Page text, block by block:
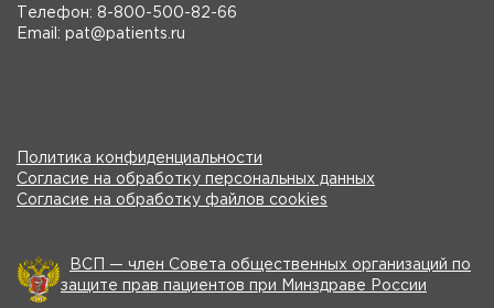
Телефон: 8-800-500-82-66
Email: pat@patients.ru
Политика конфиденциальности
Согласие на обработку персональных данных
Согласие на обработку файлов cookies
ВСП — член Совета общественных организаций по
защите прав пациентов при Минздраве России